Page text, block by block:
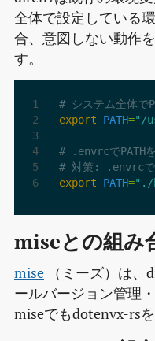
全体で設定している
合、意図しない動作
す。
1
4
6
# システム全体で
export
PATH="/
# .envrcでPATHを
# 対策: .envrcで
export
PATH="./
miseとの組み
mise （ミーズ）は
ールバージョン管理
miseでもdotenvx-rsを